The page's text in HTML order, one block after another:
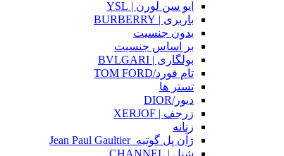
ایو سن لورن | YSL
باربری | BURBERRY
بدون جنسیت
بر اساس جنسیت
بولگاری | BVLGARI
تام فورد/TOM FORD
تستر ها
دیور/DIOR
زرجف | XERJOF
زنانه
ژآن پل گوتیه_Jean Paul Gaultier